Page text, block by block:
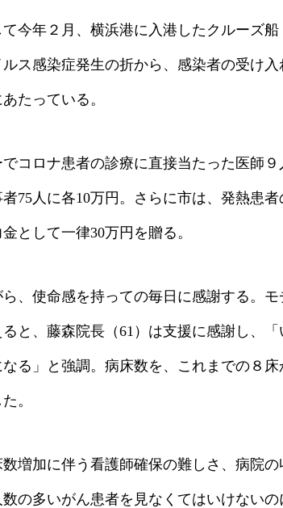
今年２月、横浜港に入港したクルーズ船
ス感染症発生の折から、感染者の受け入
たっている。
コロナ患者の診療に直接当たった医師９
75人に各10万円。さらに市は、発熱患
として一律30万円を贈る。
、使命感を持っての毎日に感謝する。モ
と、藤森院長（61）は支援に感謝し、「
る」と強調。病床数を、これまでの８床
。
増加に伴う看護師確保の難しさ、病院
の多いがん患者を見なくてはいけない